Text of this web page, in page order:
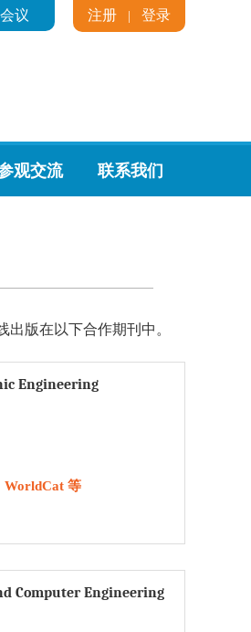
注册 登录
议
观交流 联系我们
版在以下合作期刊中。
Engineering
WorldCat 等
Computer Engineering